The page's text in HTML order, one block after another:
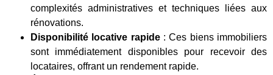
complexités administratives et techniques liées aux
rénovations.
Disponibilité locative rapide: Ces biens immobiliers
sont immédiatement disponibles pour recevoir des
locataires, offrant un rendement rapide.